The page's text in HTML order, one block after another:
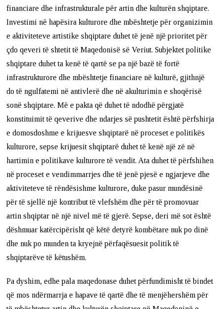
financiare dhe infrastrukturale për artin dhe kulturën shqiptare.
Investimi në hapësira kulturore dhe mbështetje për organizimin
e aktiviteteve artistike shqiptare duhet të jenë një prioritet për
çdo qeveri të shtetit të Maqedonisë së Veriut. Subjektet politike
shqiptare duhet ta kenë të qartë se pa një bazë të fortë
infrastrukturore dhe mbështetje financiare në kulturë, gjithnjë
do të ngulfatemi në antivlerë dhe në akulturimin e shoqërisë
sonë shqiptare. Më e pakta që duhet të ndodhë përgjatë
konstituimit të qeverive dhe ndarjes së pushtetit është përfshirja
e domosdoshme e krijuesve shqiptarë në proceset e politikës
kulturore, sepse krijuesit shqiptarë duhet të kenë një zë në
hartimin e politikave kulturore të vendit. Ata duhet të përfshihen
në proceset e vendimmarrjes dhe të jenë pjesë e ngjarjeve dhe
aktiviteteve të rëndësishme kulturore, duke pasur mundësinë
për të sjellë një kontribut të vlefshëm dhe për të promovuar
artin shqiptar në një nivel më të gjerë. Sepse, deri më sot është
dëshmuar katërcipërisht që këtë detyrë kombëtare nuk po dinë
dhe nuk po munden ta kryejnë përfaqësuesit politik të
shqiptarëve të këtushëm.
Pa dyshim, edhe pala maqedonase duhet përfundimisht të bindet
që mos ndërmarrja e hapave të qartë dhe të menjëhershëm për